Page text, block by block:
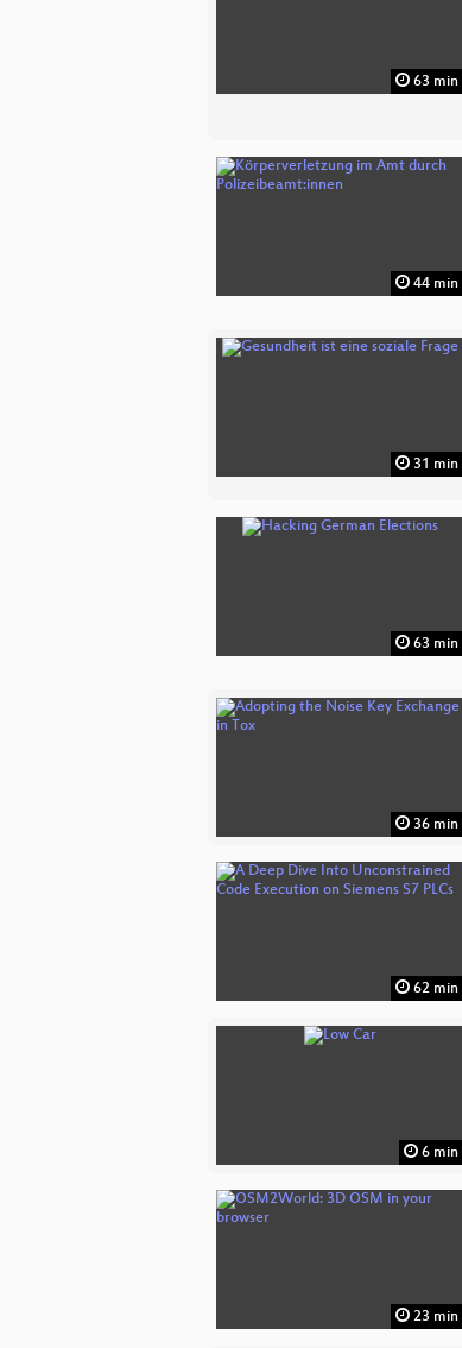
63 min
44 min
31 min
63 min
36 min
62 min
6 min
23 min